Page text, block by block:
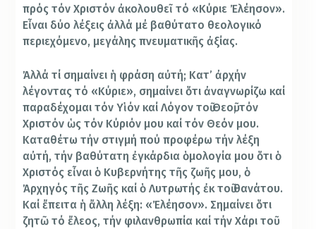
πρός τόν Χριστόν ἀκολουθεῖ τό «Κύριε Ἐλέησον».
Εἶναι δύο λέξεις ἀλλά μέ βαθύτατο θεολογικό
περιεχόμενο, μεγάλης πνευματικῆς ἀξίας.
Ἀλλά τί σημαίνει ἡ φράση αὐτή; Κατ’ ἀρχήν
λέγοντας τό «Κύριε», σημαίνει ὅτι ἀναγνωρίζω καί
παραδέχομαι τόν Υἱόν καί Λόγον τοῦ Θεοῦ, τόν
Χριστόν ὡς τόν Κύριόν μου καί τόν Θεόν μου.
Καταθέτω τήν στιγμή πού προφέρω τήν λέξη
αὐτή, τήν βαθύτατη ἐγκάρδια ὁμολογία μου ὅτι ὁ
Χριστός εἶναι ὁ Κυβερνήτης τῆς ζωῆς μου, ὁ
Ἀρχηγός τῆς Ζωῆς καί ὁ Λυτρωτής ἐκ τοῦ θανάτου.
Καί ἔπειτα ἡ ἄλλη λέξη: «Ἐλέησον». Σημαίνει ὅτι
ζητῶ τό ἔλεος, τήν φιλανθρωπία καί τήν Χάρι τοῦ